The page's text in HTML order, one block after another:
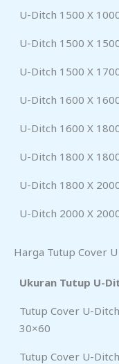
U-Ditch 1500 X
U-Ditch 1500 X
U-Ditch 1500 X
U-Ditch 1600 X
U-Ditch 1600 X
U-Ditch 1800 X
U-Ditch 1800 X
U-Ditch 2000 X
Harga Tutup Cover
Ukuran Tutup U-
Tutup Cover U-Ditch
30×60
Tutup Cover U-Ditch